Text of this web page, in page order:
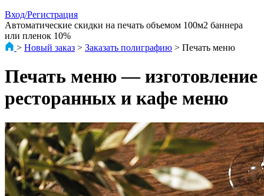
Вход/Регистрация
Автоматические скидки на печать объемом 100м2 баннера
или пленок 10%
> Новый заказ > Заказать полиграфию > Печать меню
Печать меню — изготовление
ресторанных и кафе меню